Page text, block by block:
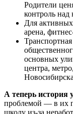
Родители
контроль над
Для
арена,
Транспортная
основных
центра,
А теперь история
проблемой — в их
школу из-за